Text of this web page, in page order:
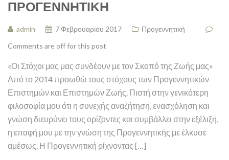
ΠΡΟΓΕΝΝΗΤΙΚΉ
admin 7 Φεβρουαρίου 2017
Προγεννητική
Comments are off for this post
«Οι Στόχοι μας μας συνδέουν με τον Σκοπό της Ζωής μας»
Από το 2014 προωθώ τους στόχους των Προγεννητικών
Επιστημών και Επιστημών Ζωής. Πιστή στην γενικότερη
φιλοσοφία μου ότι η συνεχής αναζήτηση, ενασχόληση και
γνώση διευρύνει τους ορίζοντες και συμβάλλει στην εξέλιξη,
η επαφή μου με την γνώση της Προγεννητικής με έλκυσε
αμέσως. Η Προγεννητική ρίχνοντας […]